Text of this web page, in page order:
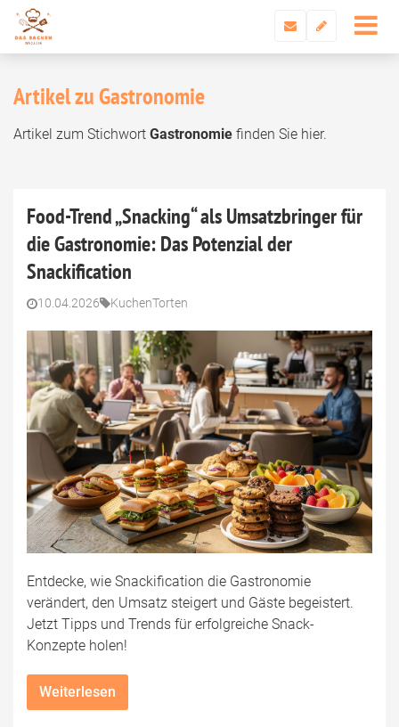
Artikel zu Gastronomie
Artikel zum Stichwort Gastronomie finden Sie hier.
Food-Trend „Snacking“ als Umsatzbringer für
die Gastronomie: Das Potenzial der
Snackification
10.04.2026 KuchenTorten
Entdecke, wie Snackification die Gastronomie
verändert, den Umsatz steigert und Gäste begeistert.
Jetzt Tipps und Trends für erfolgreiche Snack-
Konzepte holen!
Weiterlesen